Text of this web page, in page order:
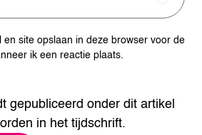
gepubliceerd onder dit artikel
in het tijdschrift.
en site opslaan in deze browser voor de
ik een reactie plaats.